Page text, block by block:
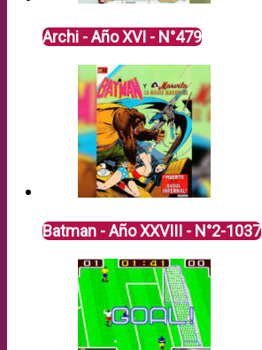
Archi - Año XVI - N°479
Batman - Año XXVIII - N°2-1037